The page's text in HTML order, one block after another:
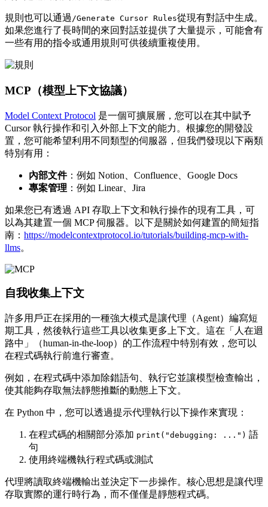
規則也可以通過 /Generate Cursor Rules從現有對話中生成。
如果您進行了長時間的來回對話並提供了大量提示，可能會有
一些有用的指令或通用規則可供後續重複使用。
MCP（模型上下文協議）
Model Context Protocol 是一個可擴展層，您可以在其中賦予
Cursor 執行操作和引入外部上下文的能力。根據您的開發設
置，您可能希望利用不同類型的伺服器，但我們發現以下兩類
特別有用：
內部文件：例如 Notion、Confluence、Google Docs
專案管理 ：例如 Linear、Jira
如果您已有透過 API 存取上下文和執行操作的現有工具，可
以為其建置一個 MCP 伺服器。以下是關於如何建置的簡短指
南： https://modelcontextprotocol.io/tutorials/building-mcp-with-
llms。
自我收集上下文
許多用戶正在採用的一種強大模式是讓代理（Agent）編寫短
期工具，然後執行這些工具以收集更多上下文。這在「人在迴
路中」（human-in-the-loop）的工作流程中特別有效，您可以
在程式碼執行前進行審查。
例如，在程式碼中添加除錯語句、執行它並讓模型檢查輸出，
使其能夠存取無法靜態推斷的動態上下文。
在 Python 中，您可以透過提示代理執行以下操作來實現：
在程式碼的相關部分添加 print("debugging: ...") 語
句
使用終端機執行程式碼或測試
代理將讀取終端機輸出並決定下一步操作。核心思想是讓代理
存取實際的運行時行為，而不僅僅是靜態程式碼。